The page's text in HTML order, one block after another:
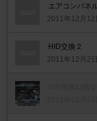
エアコンパネ
2011年12月12
HID交換２
2011年12月2日